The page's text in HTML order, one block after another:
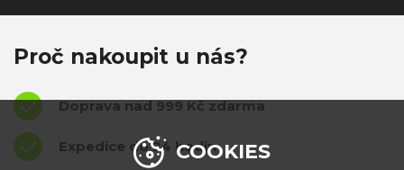
Proč nakoupit u nás?
Doprava nad 999 Kč zdarma
Expedice do 24 hodinCOOKIES